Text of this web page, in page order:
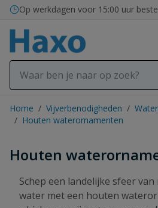
Ga naar de inhoud
Bezorging in binnen- en buitenland
Op werkdagen voor 15:00 uur
Home / Vijverbenodigheden /
/ Houten waterornamenten
Houten
Schep een landelijke sfeer
water met een houten